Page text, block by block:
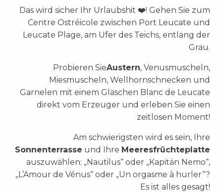
Das wird sicher Ihr Urlaubshit ❤️! Gehen Sie zum
Centre Ostréicole zwischen Port Leucate und
Leucate Plage, am Ufer des Teichs, entlang der
Grau.
Probieren SieAustern, Venusmuscheln,
Miesmuscheln, Wellhornschnecken und
Garnelen mit einem Gläschen Blanc de Leucate
direkt vom Erzeuger und erleben Sie einen
zeitlosen Moment!
Am schwierigsten wird es sein, Ihre
Sonnenterrasse und Ihre Meeresfrüchteplatte
auszuwählen: „Nautilus“ oder „Kapitän Nemo“,
„L’Amour de Vénus“ oder „Un orgasme à hurler“?
Es ist alles gesagt!